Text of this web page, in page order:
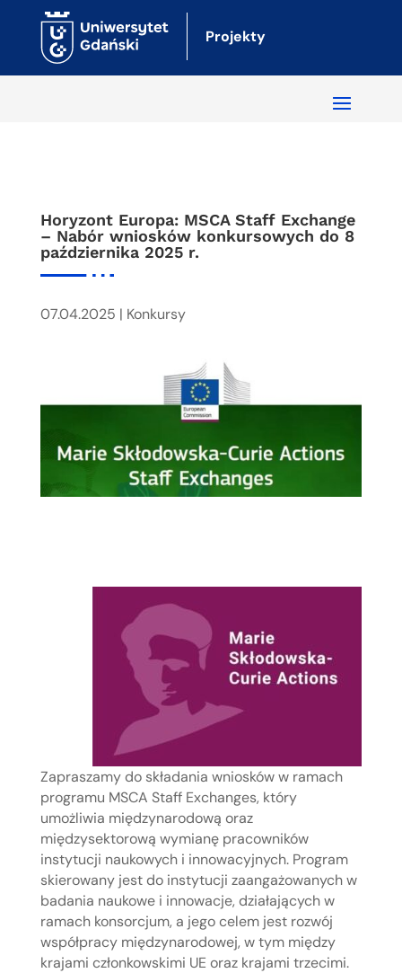
Projekty
Horyzont Europa: MSCA Staff Exchange
– Nabór wniosków konkursowych do 8
października 2025 r.
07.04.2025 | Konkursy
Zapraszamy do składania wniosków w ramach
programu MSCA Staff Exchanges, który
umożliwia międzynarodową oraz
międzysektorową wymianę pracowników
instytucji naukowych i innowacyjnych. Program
skierowany jest do instytucji zaangażowanych w
badania naukowe i innowacje, działających w
ramach konsorcjum, a jego celem jest rozwój
współpracy międzynarodowej, w tym między
krajami członkowskimi UE oraz krajami trzecimi.